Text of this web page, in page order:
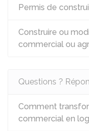
Permis de
Construire ou
commercial ou
Questions ?
Comment
commercial en